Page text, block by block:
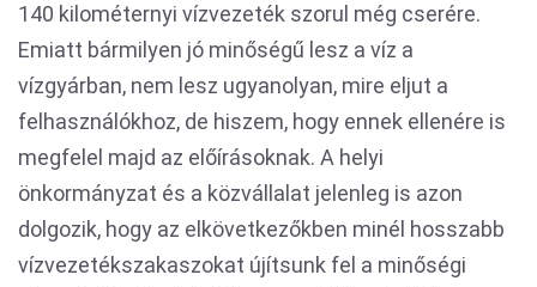
140 kilométernyi vízvezeték szorul még cserére.
Emiatt bármilyen jó minőségű lesz a víz a
vízgyárban, nem lesz ugyanolyan, mire eljut a
felhasználókhoz, de hiszem, hogy ennek ellenére is
megfelel majd az előírásoknak. A helyi
önkormányzat és a közvállalat jelenleg is azon
dolgozik, hogy az elkövetkezőkben minél hosszabb
vízvezetékszakaszokat újítsunk fel a minőségi